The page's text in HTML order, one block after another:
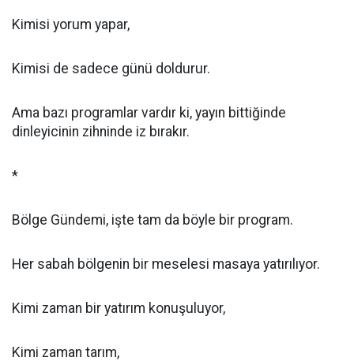
Kimisi yorum yapar,
Kimisi de sadece günü doldurur.
Ama bazı programlar vardır ki, yayın bittiğinde
dinleyicinin zihninde iz bırakır.
*
Bölge Gündemi, işte tam da böyle bir program.
Her sabah bölgenin bir meselesi masaya yatırılıyor.
Kimi zaman bir yatırım konuşuluyor,
Kimi zaman tarım,